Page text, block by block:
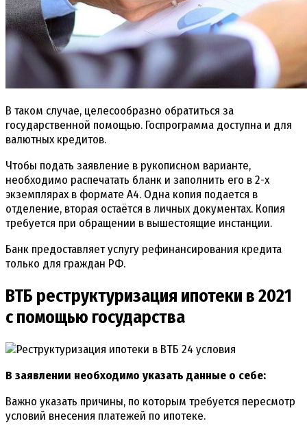
В таком случае, целесообразно обратиться за
государственной помощью. Госпрограмма доступна и для
валютных кредитов.
Чтобы подать заявление в рукописном варианте,
необходимо распечатать бланк и заполнить его в 2-х
экземплярах в формате А4. Одна копия подается в
отделение, вторая остаётся в личных документах. Копия
требуется при обращении в вышестоящие инстанции.
Банк предоставляет услугу рефинансирования кредита
только для граждан РФ.
ВТБ реструктуризация ипотеки в 2021
с помощью государства
В заявлении необходимо указать данные о себе:
Важно указать причины, по которым требуется пересмотр
условий внесения платежей по ипотеке.